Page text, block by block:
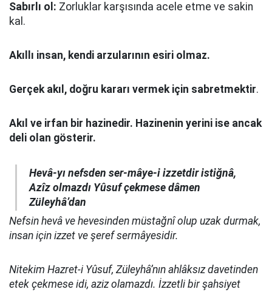
Sabırlı ol: Zorluklar karşısında acele etme ve sakin
kal.
Akıllı insan, kendi arzularının esiri olmaz.
Gerçek akıl, doğru kararı vermek için sabretmektir.
Akıl ve irfan bir hazinedir. Hazinenin yerini ise ancak
deli olan gösterir.
Hevâ-yı nefsden ser-mâye-i izzetdir istiğnâ,
Azîz olmazdı Yûsuf çekmese dâmen
Züleyhâ’dan
Nefsin hevâ ve hevesinden müstağnî olup uzak durmak,
insan için izzet ve şeref sermâyesidir.
Nitekim Hazret-i Yûsuf, Züleyhâ’nın ahlâksız davetinden
etek çekmese idi, aziz olamazdı. İzzetli bir şahsiyet